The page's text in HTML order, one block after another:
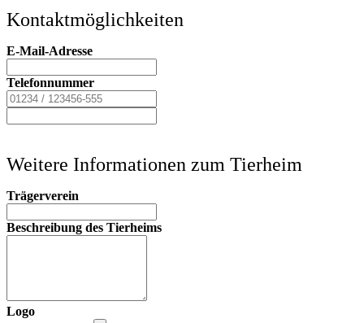
Kontaktmöglichkeiten
E-Mail-Adresse
Telefonnummer
Weitere Informationen zum Tierheim
Trägerverein
Beschreibung des Tierheims
Logo